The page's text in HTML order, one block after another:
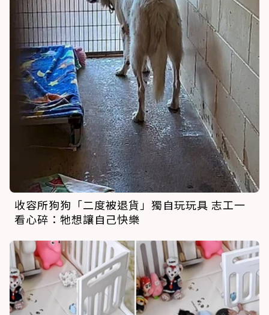
收容所狗狗「二度被退貨」獨自玩玩具 志工一
看心碎：牠想讓自己快樂